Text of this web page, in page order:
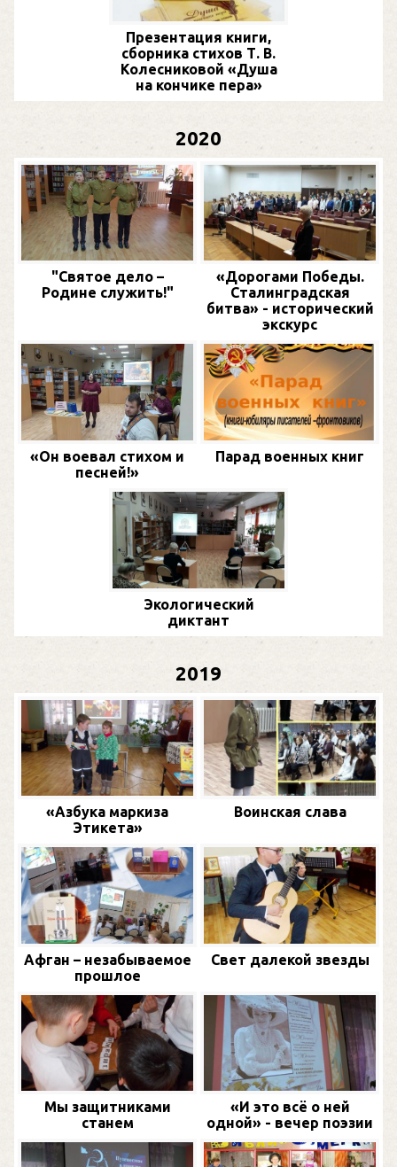
Презентация книги,
сборника стихов Т. В.
Колесниковой «Душа
на кончике пера»
2020
"Святое дело –
Родине служить!"
«Дорогами Победы.
Сталинградская
битва» - исторический
экскурс
«Он воевал стихом и
песней!»
Парад военных книг
Экологический
диктант
2019
«Азбука маркиза
Этикета»
Воинская слава
Афган – незабываемое
прошлое
Свет далекой звезды
Мы защитниками
станем
«И это всё о ней
одной» - вечер поэзии